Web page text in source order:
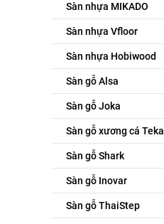
Sàn nhựa MIKADO
Sàn nhựa Vfloor
Sàn nhựa Hobiwood
Sàn gỗ Alsa
Sàn gỗ Joka
Sàn gỗ xương cá Teka
Sàn gỗ Shark
Sàn gỗ Inovar
Sàn gỗ ThaiStep